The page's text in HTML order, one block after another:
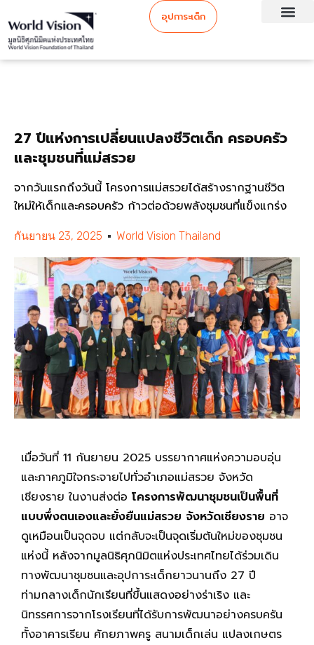
อุปการะเด็ก
27 ปีแห่งการเปลี่ยนแปลงชีวิตเด็ก ครอบครัว
และชุมชนที่แม่สรวย
จากวันแรกถึงวันนี้ โครงการแม่สรวยได้สร้างรากฐานชีวิต
ใหม่ให้เด็กและครอบครัว ก้าวต่อด้วยพลังชุมชนที่แข็งแกร่ง
กันยายน 23, 2025 World Vision Thailand
เมื่อวันที่ 11 กันยายน 2025 บรรยากาศแห่งความอบอุ่น
และภาคภูมิใจกระจายไปทั่วอำเภอแม่สรวย จังหวัด
เชียงราย ในงานส่งต่อ โครงการพัฒนาชุมชนเป็นพื้นที่
แบบพึ่งตนเองและยั่งยืนแม่สรวย จังหวัดเชียงราย อาจ
ดูเหมือนเป็นจุดจบ แต่กลับจะเป็นจุดเริ่มต้นใหม่ของชุมชน
แห่งนี้ หลังจากมูลนิธิศุภนิมิตแห่งประเทศไทยได้ร่วมเดิน
ทางพัฒนาชุมชนและอุปการะเด็กยาวนานถึง 27 ปี
ท่ามกลางเด็กนักเรียนที่ขึ้นแสดงอย่างร่าเริง และ
นิทรรศการจากโรงเรียนที่ได้รับการพัฒนาอย่างครบครัน
ทั้งอาคารเรียน ศักยภาพครู สนามเด็กเล่น แปลงเกษตร